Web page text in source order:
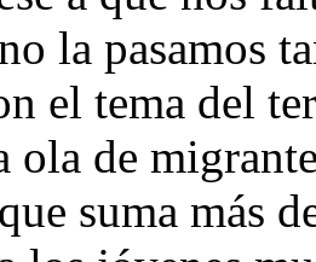
la pasamos
el tema del
ola de
suma más